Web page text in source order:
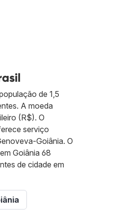
de 1,5
A moeda
(R$). O
serviço
Goiânia. O
Goiânia 68
de cidade em